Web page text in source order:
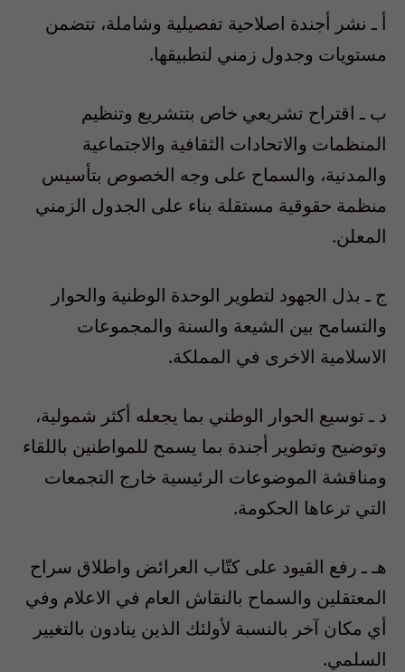
أ ـ نشر أجندة اصلاحية تفصيلية وشاملة، تتضمن
مستويات وجدول زمني لتطبيقها.
ب ـ اقتراح تشريعي خاص بتتشريع وتنظيم
المنظمات والاتحادات الثقافية والاجتماعية
والمدنية، والسماح على وجه الخصوص بتأسيس
منظمة حقوقية مستقلة بناء على الجدول الزمني
المعلن.
ج ـ بذل الجهود لتطوير الوحدة الوطنية والحوار
والتسامح بين الشيعة والسنة والمجموعات
الاسلامية الاخرى في المملكة.
د ـ توسيع الحوار الوطني بما يجعله أكثر شمولية،
وتوضيح وتطوير أجندة بما يسمح للمواطنين باللقاء
ومناقشة الموضوعات الرئيسية خارج التجمعات
التي ترعاها الحكومة.
هـ ـ رفع القيود على كتّاب العرائض واطلاق سراح
المعتقلين والسماح بالنقاش العام في الاعلام وفي
أي مكان آخر بالنسبة لأولئك الذين ينادون بالتغيير
السلمي.